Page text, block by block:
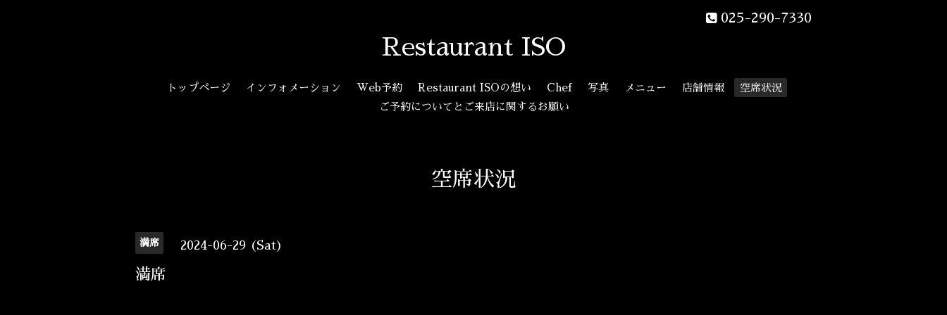
025-290-7330
Restaurant ISO
トップページ インフォメーション Web予約 Restaurant ISOの想い Chef 写真 メニュー 店舗情報
空席状況
ご予約についてとご来店に関するお願い
空席状況
満席 2024-06-29 (Sat)
満席